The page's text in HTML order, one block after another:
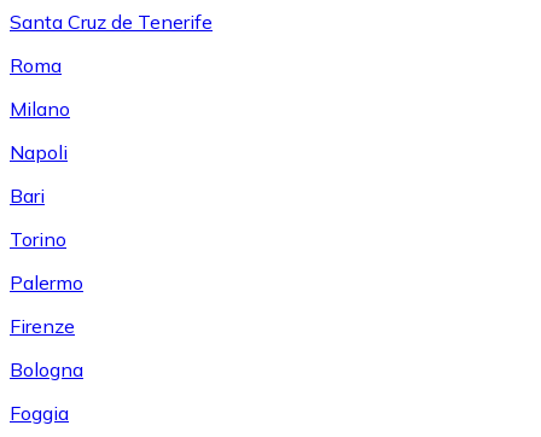
Santa Cruz de Tenerife
Roma
Milano
Napoli
Bari
Torino
Palermo
Firenze
Bologna
Foggia